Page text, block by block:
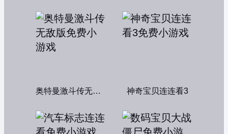
奥特曼激斗传无敌版 神奇宝贝连连看3